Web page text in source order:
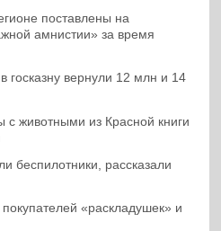
поставлены на
амнистии» за время
госказну вернули 12 млн и 14
животными из Красной книги
беспилотники, рассказали
«раскладушек» и